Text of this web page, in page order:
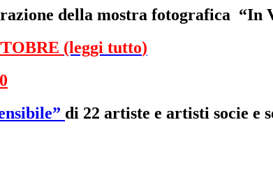
della mostra fotografica
(leggi tutto)
di 22 artiste e artisti socie